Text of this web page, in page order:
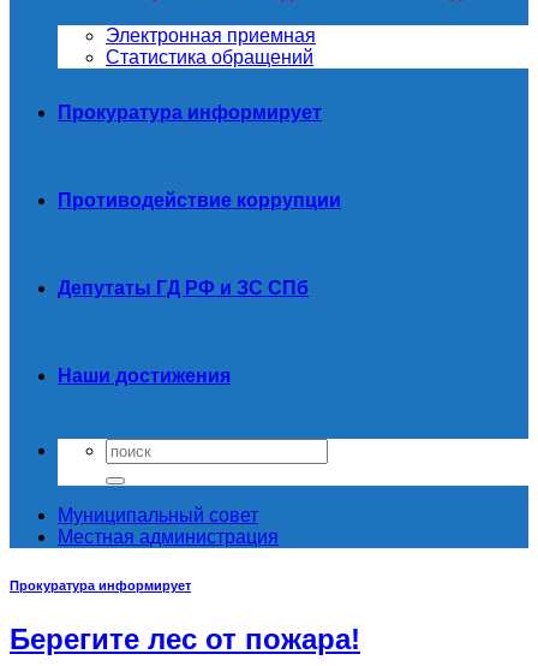
Электронная приемная
Статистика обращений
Прокуратура информирует
Противодействие коррупции
Депутаты ГД РФ и ЗС СПб
Наши достижения
Муниципальный совет
Местная администрация
Прокуратура информирует
Берегите лес от пожара!